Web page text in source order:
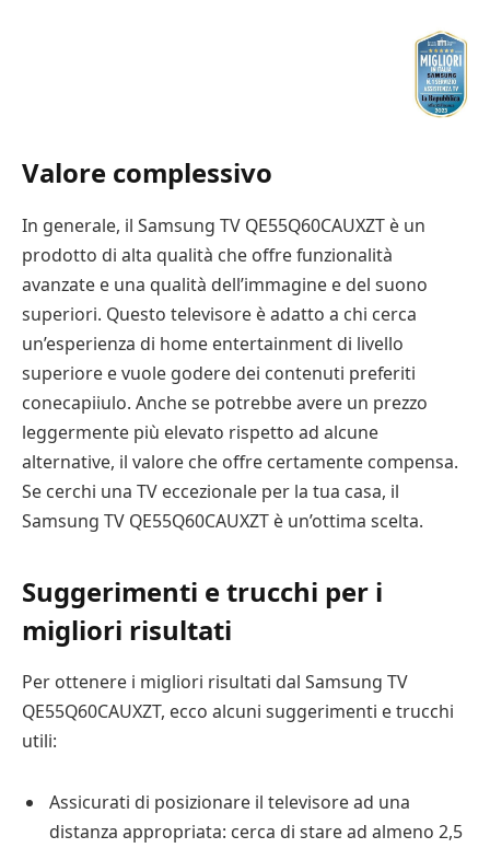
Valore complessivo
In generale, il Samsung TV QE55Q60CAUXZT è un
prodotto di alta qualità che offre funzionalità
avanzate e una qualità dell’immagine e del suono
superiori. Questo televisore è adatto a chi cerca
un’esperienza di home entertainment di livello
superiore e vuole godere dei contenuti preferiti
conecapiiulo. Anche se potrebbe avere un prezzo
leggermente più elevato rispetto ad alcune
alternative, il valore che offre certamente compensa.
Se cerchi una TV eccezionale per la tua casa, il
Samsung TV QE55Q60CAUXZT è un’ottima scelta.
Suggerimenti e trucchi per i
migliori risultati
Per ottenere i migliori risultati dal Samsung TV
QE55Q60CAUXZT, ecco alcuni suggerimenti e trucchi
utili:
Assicurati di posizionare il televisore ad una
distanza appropriata: cerca di stare ad almeno 2,5